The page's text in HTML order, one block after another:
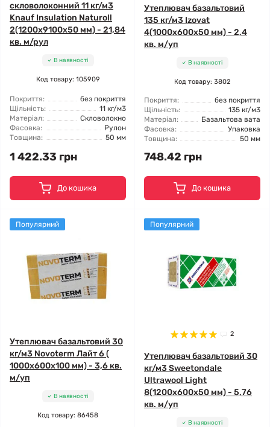
скловолоконний 11 кг/м3
Knauf Insulation Naturoll
2(1200x9100x50 мм) - 21,84
кв. м/рул
В наявності
Код товару: 105909
Покриття:
без покриття
Щільність:
11 кг/м3
Матеріал:
Скловолокно
Фасовка:
Рулон
Товщина:
50 мм
1 422.33 грн
До кошика
Утеплювач базальтовий
135 кг/м3 Izovat
4(1000x600x50 мм) - 2,4
кв. м/уп
В наявності
Код товару: 3802
Покриття:
без покриття
Щільність:
135 кг/м3
Матеріал:
Базальтова вата
Фасовка:
Упаковка
Товщина:
50 мм
748.42 грн
До кошика
Популярний
Утеплювач базальтовий 30
кг/м3 Novoterm Лайт 6 (
1000x600x100 мм) - 3,6 кв.
м/уп
В наявності
Код товару: 86458
Популярний
2
Утеплювач базальтовий 30
кг/м3 Sweetondale
Ultrawool Light
8(1200x600x50 мм) - 5,76
кв. м/уп
В наявності